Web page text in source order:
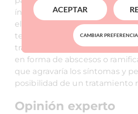
íntimas interpersonales, como
el ámbito de una pareja. Por
tener en cuenta que las
tratamiento precoz ya que
en forma de abscesos o
que agravaría los síntomas y
posibilidad de un tratamiento
Opinión experto
ACEPTAR
CAMBIAR